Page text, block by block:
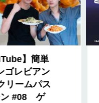
】簡単
ゴレビアン
リームパス
ン #08 ゲ